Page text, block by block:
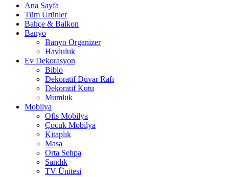
Ana Sayfa
Tüm Ürünler
Bahçe & Balkon
Banyo
Banyo Organizer
Havluluk
Ev Dekorasyon
Biblo
Dekoratif Duvar Rafı
Dekoratif Kutu
Mumluk
Mobilya
Ofis Mobilya
Çocuk Mobilya
Kitaplık
Masa
Orta Sehpa
Sandık
TV Ünitesi